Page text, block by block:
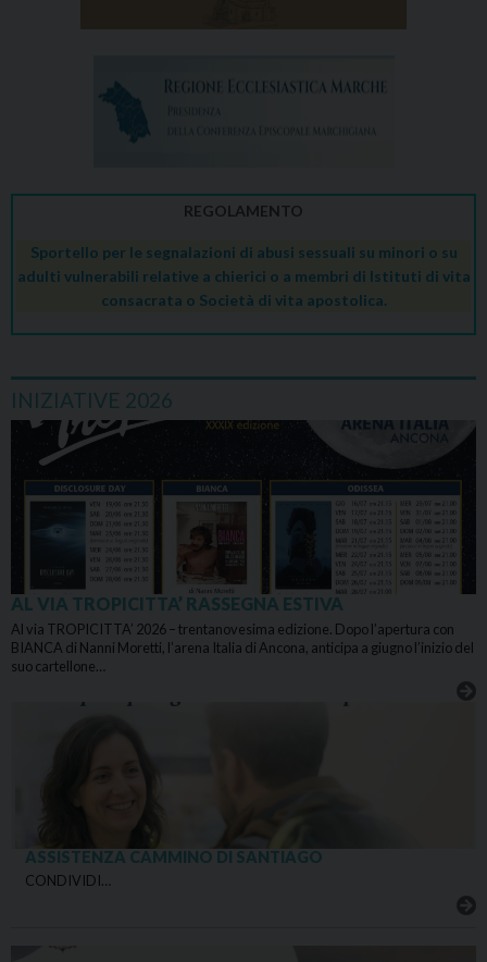
REGOLAMENTO
Sportello per le segnalazioni di abusi sessuali su minori o su
adulti vulnerabili relative a chierici o a membri di Istituti di vita
consacrata o Società di vita apostolica.
INIZIATIVE 2026
AL VIA TROPICITTA’ RASSEGNA ESTIVA
Al via TROPICITTA’ 2026 – trentanovesima edizione. Dopo l’apertura con
BIANCA di Nanni Moretti, l’arena Italia di Ancona, anticipa a giugno l’inizio del
suo cartellone…
ASSISTENZA CAMMINO DI SANTIAGO
CONDIVIDI…